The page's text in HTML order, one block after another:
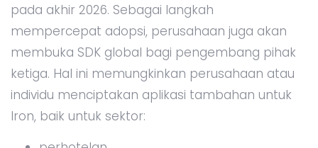
pada akhir 2026. Sebagai langkah
mempercepat adopsi, perusahaan juga akan
membuka SDK global bagi pengembang pihak
ketiga. Hal ini memungkinkan perusahaan atau
individu menciptakan aplikasi tambahan untuk
Iron, baik untuk sektor: